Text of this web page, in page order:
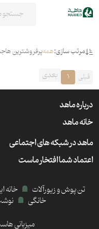
مرتب سازی:همهپرفروشترین ها
قبلی 1 بعدی
درباره ماهد
خانه ماهد
ماهد در شبکه های اجتماعی
اعتماد شما افتخار ماست
تن پوش و زیورآلات خانه
خانگی
میزبانی